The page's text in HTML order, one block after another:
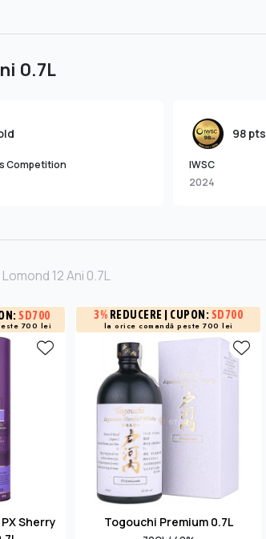
0.7L
Competition
98 pts
IWSC
2024
12 Ani 0.7L
SD700
700 lei
Sherry
3% REDUCERE | CUPON: SD700
la orice comandă peste 700 lei
Togouchi Premium 0.7L